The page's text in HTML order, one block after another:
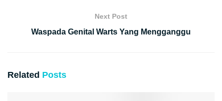
Next Post
Waspada Genital Warts Yang Mengganggu
Related Posts